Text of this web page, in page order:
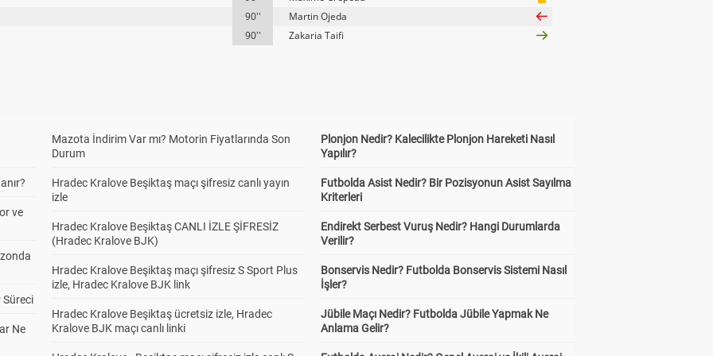
90''
Martin Ojeda
90''
Zakaria Taifi
ve
Süreci
Ne
Mazota İndirim Var mı? Motorin Fiyatlarında Son
Durum
Hradec Kralove Beşiktaş maçı şifresiz canlı yayın
izle
Hradec Kralove Beşiktaş CANLI İZLE ŞİFRESİZ
(Hradec Kralove BJK)
Hradec Kralove Beşiktaş maçı şifresiz S Sport Plus
izle, Hradec Kralove BJK link
Hradec Kralove Beşiktaş ücretsiz izle, Hradec
Kralove BJK maçı canlı linki
Plonjon Nedir? Kalecilikte Plonjon Hareketi Nasıl
Yapılır?
Futbolda Asist Nedir? Bir Pozisyonun Asist Sayılma
Kriterleri
Endirekt Serbest Vuruş Nedir? Hangi Durumlarda
Verilir?
Bonservis Nedir? Futbolda Bonservis Sistemi Nasıl
İşler?
Jübile Maçı Nedir? Futbolda Jübile Yapmak Ne
Anlama Gelir?